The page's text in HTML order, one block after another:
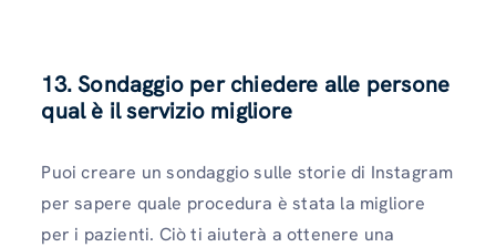
13. Sondaggio per chiedere alle persone
qual è il servizio migliore
Puoi creare un sondaggio sulle storie di Instagram
per sapere quale procedura è stata la migliore
per i pazienti. Ciò ti aiuterà a ottenere una